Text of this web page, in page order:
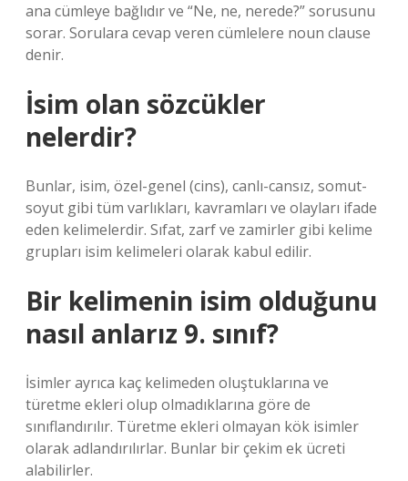
ana cümleye bağlıdır ve “Ne, ne, nerede?” sorusunu
sorar. Sorulara cevap veren cümlelere noun clause
denir.
İsim olan sözcükler
nelerdir?
Bunlar, isim, özel-genel (cins), canlı-cansız, somut-
soyut gibi tüm varlıkları, kavramları ve olayları ifade
eden kelimelerdir. Sıfat, zarf ve zamirler gibi kelime
grupları isim kelimeleri olarak kabul edilir.
Bir kelimenin isim olduğunu
nasıl anlarız 9. sınıf?
İsimler ayrıca kaç kelimeden oluştuklarına ve
türetme ekleri olup olmadıklarına göre de
sınıflandırılır. Türetme ekleri olmayan kök isimler
olarak adlandırılırlar. Bunlar bir çekim ek ücreti
alabilirler.